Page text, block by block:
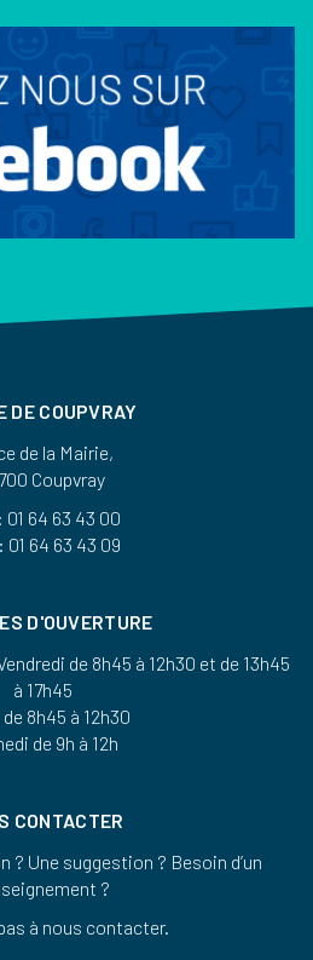
DE COUPVRAY
de la Mairie,
Coupvray
01 64 63 43 00
01 64 63 43 09
D'OUVERTURE
de 8h45 à 12h30 et de 13h45
à 17h45
8h45 à 12h30
de 9h à 12h
CONTACTER
? Une suggestion ? Besoin d’un
?
à nous contacter.